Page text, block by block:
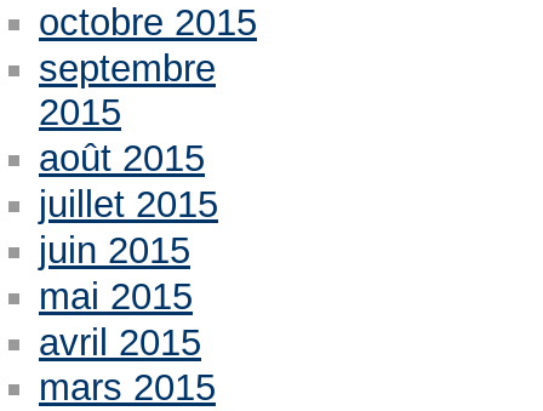
octobre 2015
septembre
2015
août 2015
juillet 2015
juin 2015
mai 2015
avril 2015
mars 2015